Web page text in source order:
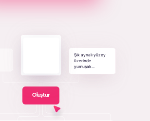
Şık aynalı yüzey
üzerinde
yumuşak...
Oluştur